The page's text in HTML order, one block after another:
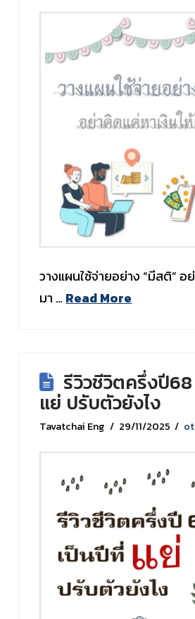
วางแผนใช้จ่ายอย่าง “มีสติ” อ
มา … Read More
รีวิวชีวิตครึ่งปี
แย่ ปรับตัวยังไง
Tavatchai Eng 29/11/2025